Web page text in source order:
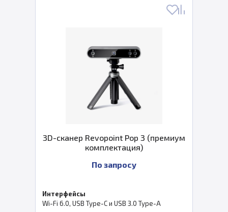
3D-сканер Revopoint Pop 3 (премиум
комплектация)
По запросу
Интерфейсы
Wi-Fi 6.0, USB Type-C и USB 3.0 Type-A